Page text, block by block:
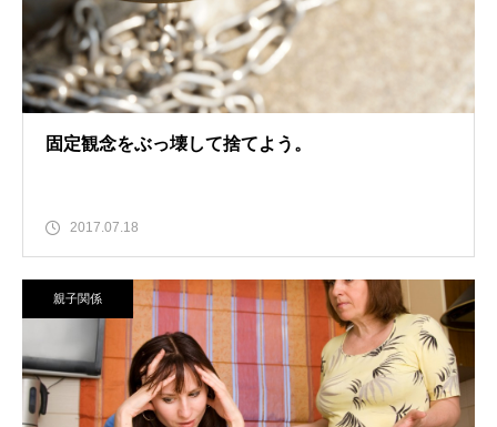
固定観念をぶっ壊して捨てよう。
2017.07.18
親子関係